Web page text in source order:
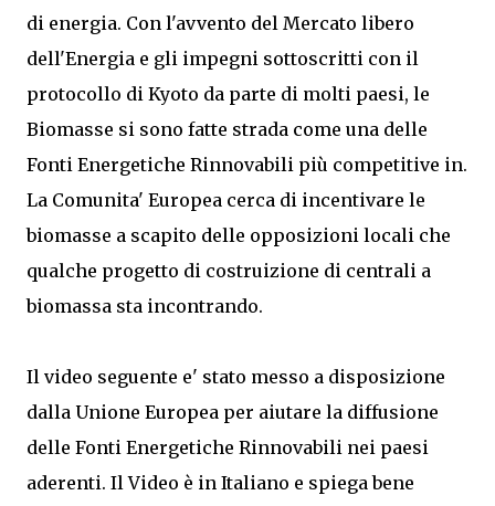
di energia. Con l'avvento del Mercato libero
dell'Energia e gli impegni sottoscritti con il
protocollo di Kyoto da parte di molti paesi, le
Biomasse si sono fatte strada come una delle
Fonti Energetiche Rinnovabili più competitive in.
La Comunita' Europea cerca di incentivare le
biomasse a scapito delle opposizioni locali che
qualche progetto di costruizione di centrali a
biomassa sta incontrando.
Il video seguente e' stato messo a disposizione
dalla Unione Europea per aiutare la diffusione
delle Fonti Energetiche Rinnovabili nei paesi
aderenti. Il Video è in Italiano e spiega bene